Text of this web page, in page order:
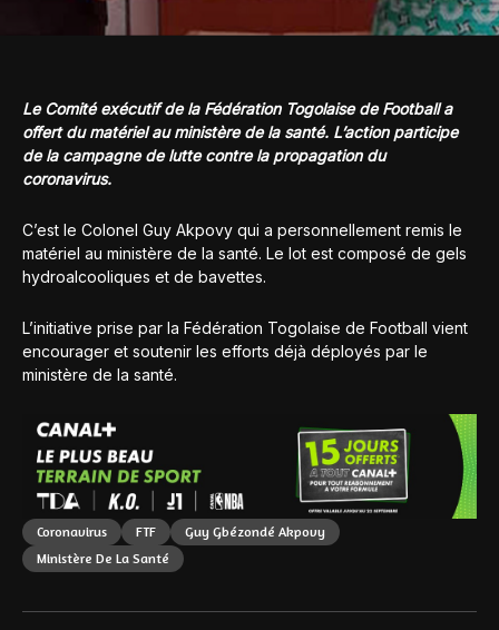
Le Comité exécutif de la Fédération Togolaise de Football a
offert du matériel au ministère de la santé. L’action participe
de la campagne de lutte contre la propagation du
coronavirus.
C’est le Colonel Guy Akpovy qui a personnellement remis le
matériel au ministère de la santé. Le lot est composé de gels
hydroalcooliques et de bavettes.
L’initiative prise par la Fédération Togolaise de Football vient
encourager et soutenir les efforts déjà déployés par le
ministère de la santé.
Coronavirus FTF
Guy Gbézondé Akpovy
Ministère De La Santé